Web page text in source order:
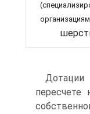
Дотации
пересчете